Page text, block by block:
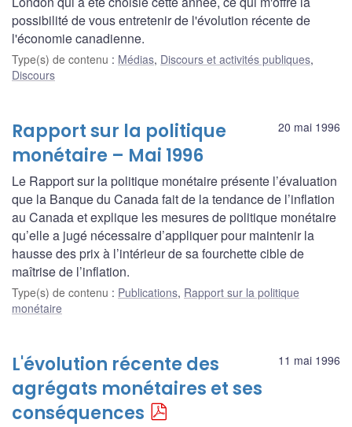
possibilité de vous entretenir de l'évolution récente de
l'économie canadienne.
Type(s) de contenu : Médias, Discours et activités publiques,
Discours
20 mai 1996
Rapport sur la politique
monétaire – Mai 1996
Le Rapport sur la politique monétaire présente l’évaluation
que la Banque du Canada fait de la tendance de l’inflation
au Canada et explique les mesures de politique monétaire
qu’elle a jugé nécessaire d’appliquer pour maintenir la
hausse des prix à l’intérieur de sa fourchette cible de
maîtrise de l’inflation.
Type(s) de contenu : Publications, Rapport sur la politique
monétaire
11 mai 1996
L'évolution récente des
agrégats monétaires et ses
conséquences